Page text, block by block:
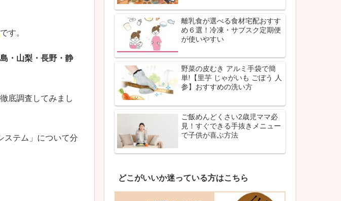
です。
・山梨・長野・静
底調査してみまし
ステム」について分
離乳食が選べる食材宅配おすす
め６選！冷凍・サブスク定期便
が使いやすい
野菜の皮むき アルミ手袋で簡
単!【里芋 じゃがいも ごぼう 人
参】おすすめの洗い方
ご飯めんどくさい2歳児ママ必
見！すぐできる手抜きメニュー
で子供が喜ぶ方法
どこがいいか迷っている方はこちら